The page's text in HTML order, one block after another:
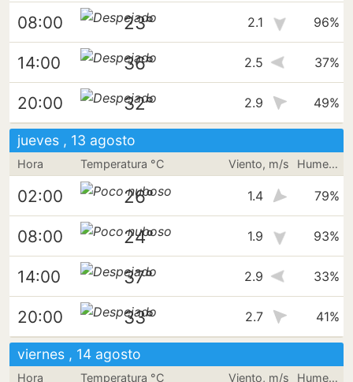
08:00 23° 2.1 96%
14:00 36° 2.5 37%
20:00 32° 2.9 49%
jueves , 13 agosto
Hora Temperatura °C Viento, m/s Humedad
02:00 26° 1.4 79%
08:00 24° 1.9 93%
14:00 37° 2.9 33%
20:00 33° 2.7 41%
viernes , 14 agosto
Hora Temperatura °C Viento, m/s Humedad